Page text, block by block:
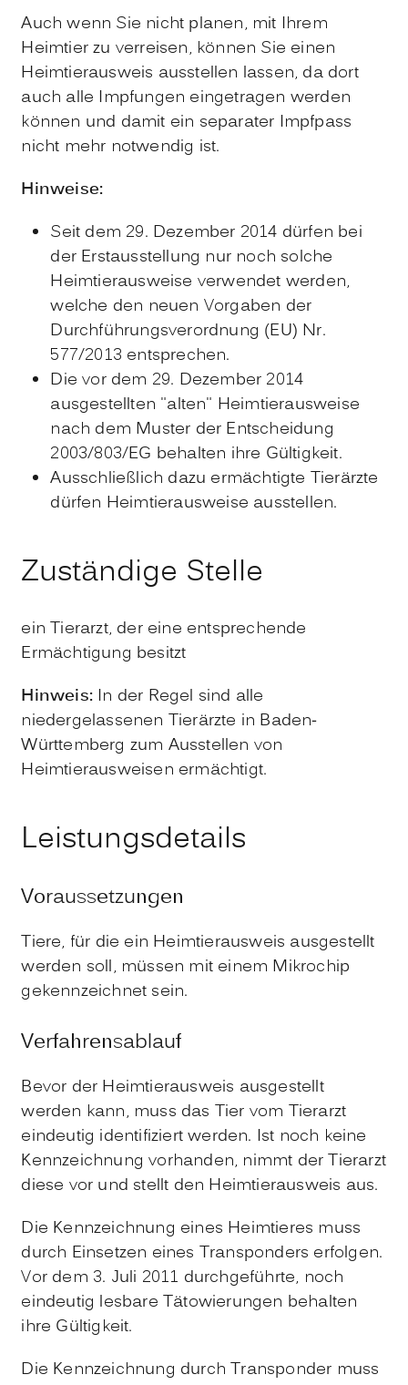
Auch wenn Sie nicht planen, mit Ihrem
Heimtier zu verreisen, können Sie einen
Heimtierausweis ausstellen lassen, da dort
auch alle Impfungen eingetragen werden
können und damit ein separater Impfpass
nicht mehr notwendig ist.
Hinweise:
Seit dem 29. Dezember 2014 dürfen bei
der Erstausstellung nur noch solche
Heimtierausweise verwendet werden,
welche den neuen Vorgaben der
Durchführungsverordnung (EU) Nr.
577/2013 entsprechen.
Die vor dem 29. Dezember 2014
ausgestellten "alten" Heimtierausweise
nach dem Muster der Entscheidung
2003/803/EG behalten ihre Gültigkeit.
Ausschließlich dazu ermächtigte Tierärzte
dürfen Heimtierausweise ausstellen.
Zuständige Stelle
ein Tierarzt, der eine entsprechende
Ermächtigung besitzt
Hinweis: In der Regel sind alle
niedergelassenen Tierärzte in Baden-
Württemberg zum Ausstellen von
Heimtierausweisen ermächtigt.
Leistungsdetails
Voraussetzungen
Tiere, für die ein Heimtierausweis ausgestellt
werden soll, müssen mit einem Mikrochip
gekennzeichnet sein.
Verfahrensablauf
Bevor der Heimtierausweis ausgestellt
werden kann, muss das Tier vom Tierarzt
eindeutig identifiziert werden. Ist noch keine
Kennzeichnung vorhanden, nimmt der Tierarzt
diese vor und stellt den Heimtierausweis aus.
Die Kennzeichnung eines Heimtieres muss
durch Einsetzen eines Transponders erfolgen.
Vor dem 3. Juli 2011 durchgeführte, noch
eindeutig lesbare Tätowierungen behalten
ihre Gültigkeit.
Die Kennzeichnung durch Transponder muss